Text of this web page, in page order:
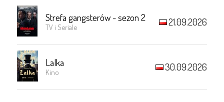
Strefa gangsterów - sezon 2
TV i Seriale 21.09.2026
Lalka
Kino 30.09.2026